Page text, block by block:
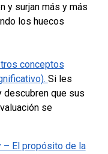
y surjan más y más
los huecos
conceptos
Si les
descubren que sus
se
– El propósito de la